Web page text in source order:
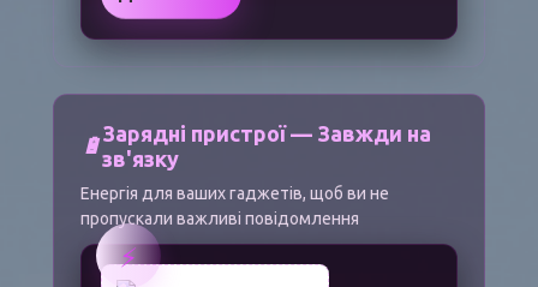
🔋
Зарядні пристрої — Завжди на
зв'язку
Енергія для ваших гаджетів, щоб ви не
пропускали важливі повідомлення
⚡